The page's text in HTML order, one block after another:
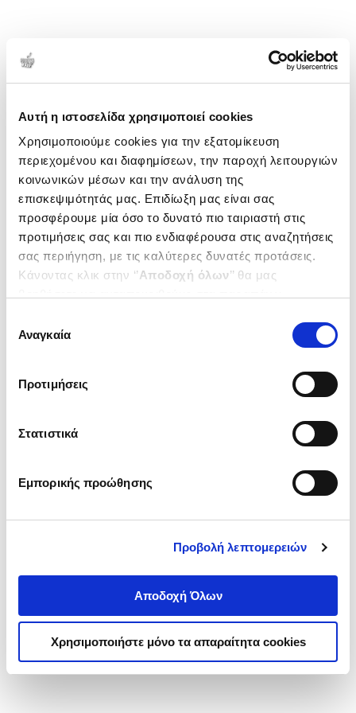
Αυτή η ιστοσελίδα χρησιμοποιεί cookies
Χρησιμοποιούμε cookies για την εξατομίκευση
περιεχομένου και διαφημίσεων, την παροχή λειτουργιών
κοινωνικών μέσων και την ανάλυση της
επισκεψιμότητάς μας. Επιδίωξη μας είναι σας
προσφέρουμε μία όσο το δυνατό πιο ταιριαστή στις
προτιμήσεις σας και πιο ενδιαφέρουσα στις αναζητήσεις
σας περιήγηση, με τις καλύτερες δυνατές προτάσεις.
Κάνοντας κλικ στην ‘’Αποδοχή όλων’’ θα μας
ενδιαφέρουν και να επιλέξετε από τα παρακάτω με την
΄΄και να ενημερωθείτε σχετικά με
συγκατάθεσης
Αναγκαία
Προτιμήσεις
Στατιστικά
Εμπορικής προώθησης
Προβολή λεπτομερειών
Αποδοχή Όλων
Χρησιμοποιήστε μόνο τα απαραίτητα cookies